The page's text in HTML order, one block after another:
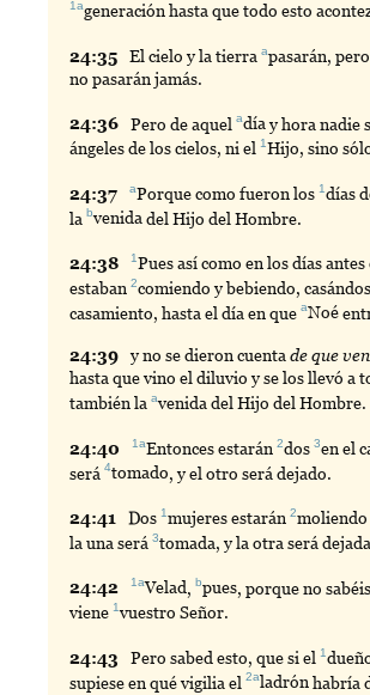
1ageneraciónhasta que todo esto
24:35 El cielo y la tierraapasarán,
no pasarán jamás.
24:36 Pero de aqueladíay hora nadie
ángeles de los cielos, ni el1Hijo, sino
24:37 aPorquecomo fueron los1días
labvenidadel Hijo del Hombre.
24:38 1Puesasí como en los días
estaban2comiendoy bebiendo,
casamiento, hasta el día en queaNoé
24:39 yno se dieron cuentade que
hasta que vino el diluvio y se los llevó a
también laavenida del Hijo del Hombre.
24:40 1aEntoncesestarán2dos 3enel
será4tomado, y el otro será dejado.
24:41 Dos 1mujeresestarán2moliendo
la una será3tomada, y la otra será
24:42 1aVelad ,bpues , porque no
viene1vuestro Señor.
24:43 Pero sabed esto, que si el1
supiese en qué vigilia el2aladrónhabría